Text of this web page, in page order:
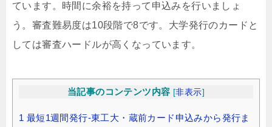
ています。時間に余裕を持って申込みを行いましょ
う。審査難易度は10段階で8です。大学発行のカードと
しては審査ハードルが高くなっています。
当記事のコンテンツ内容 [非表示]
1 最短1週間発行-東工大・蔵前カード申込みから発行ま